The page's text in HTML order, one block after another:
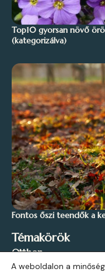
Top10 gyorsan növő
(kategorizálva)
Fontos őszi teendők a
Témakörök
Otthon
Stílus és Inspiráció
A weboldalon a